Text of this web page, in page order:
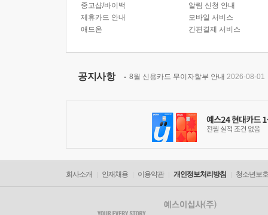
중고샵/바이백
제휴카드 안내
애드온
알림 신청 안내
모바일 서비스
간편결제 서비스
공지사항 8월 신용카드 무이자할부 안내 2026-08-01
회사소개 인재채용 이용약관 개인정보처리방침 청소년보